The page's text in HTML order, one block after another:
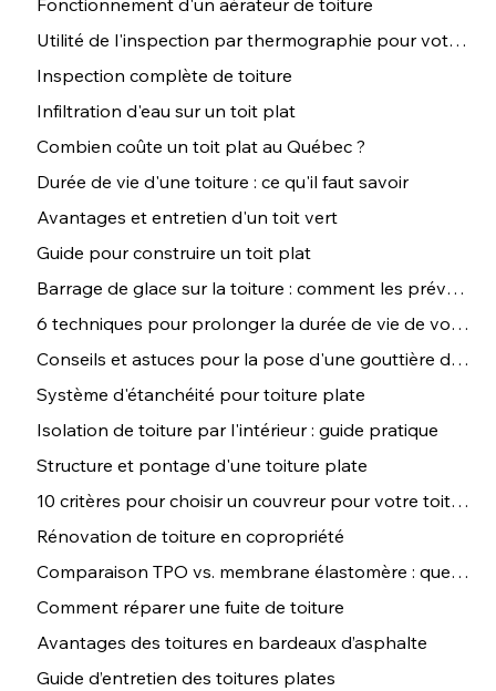
Fonctionnement d'un aérateur de toiture
Utilité de l'inspection par thermographie pour votre toiture
Inspection complète de toiture
Infiltration d'eau sur un toit plat
Combien coûte un toit plat au Québec ?
Durée de vie d'une toiture : ce qu'il faut savoir
Avantages et entretien d'un toit vert
Guide pour construire un toit plat
Barrage de glace sur la toiture : comment les prévenir ?
6 techniques pour prolonger la durée de vie de votre toiture
Conseils et astuces pour la pose d'une gouttière de toit
Système d'étanchéité pour toiture plate
Isolation de toiture par l'intérieur : guide pratique
Structure et pontage d'une toiture plate
10 critères pour choisir un couvreur pour votre toiture
Rénovation de toiture en copropriété
Comparaison TPO vs. membrane élastomère : que choisir ?
Comment réparer une fuite de toiture
Avantages des toitures en bardeaux d’asphalte
Guide d’entretien des toitures plates